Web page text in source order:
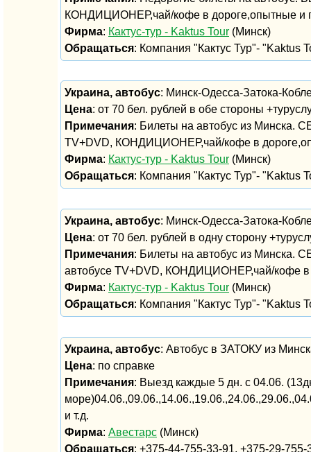
КОНДИЦИОНЕР,чай/кофе в дороге,опытные и
Фирма: Кактус-тур - Kaktus Tour (Минск)
Обращаться: Компания "Кактус Тур"- "Kaktus
Украина, автобус: Минск-Одесса-Затока-
Цена: от 70 бел. рублей в обе стороны
Примечания: Билеты на автобус из Минска.
TV+DVD, КОНДИЦИОНЕР,чай/кофе в
Фирма: Кактус-тур - Kaktus Tour (Минск)
Обращаться: Компания "Кактус Тур"- "Kaktus
Украина, автобус: Минск-Одесса-Затока-
Цена: от 70 бел. рублей в одну сторону
Примечания: Билеты на автобус из Минска.
автобусе TV+DVD, КОНДИЦИОНЕР,чай/кофе
Фирма: Кактус-тур - Kaktus Tour (Минск)
Обращаться: Компания "Кактус Тур"- "Kaktus
Украина, автобус: Автобус в ЗАТОКУ из
Цена: по справке
Примечания: Выезд каждые 5 дн. с 04.06.
и т.д.
Фирма: Авестарс (Минск)
Обращаться: +375-44-755-33-91, +375-29-